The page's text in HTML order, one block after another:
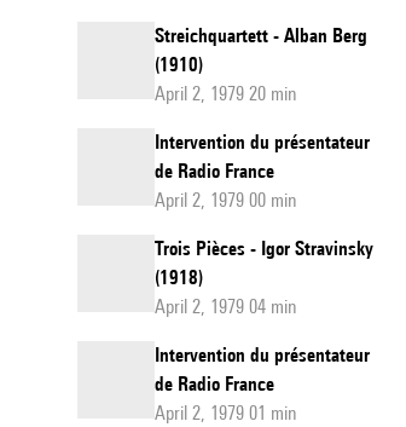
Streichquartett - Alban Berg
(1910)
April 2, 1979 20 min
Intervention du présentateur
de Radio France
April 2, 1979 00 min
Trois Pièces - Igor Stravinsky
(1918)
April 2, 1979 04 min
Intervention du présentateur
de Radio France
April 2, 1979 01 min